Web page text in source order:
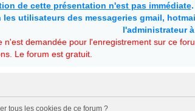
de cette présentation n'est pas immédiate.
utilisateurs des messageries gmail,
l'administrateur
n'est demandée pour l'enregistrement sur ce
Le forum est gratuit.
tous les cookies de ce forum ?